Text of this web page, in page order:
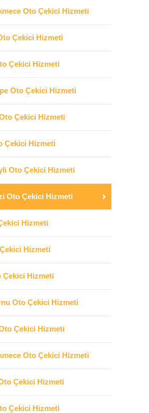
Oto Çekici Hizmeti
Çekici Hizmeti
Çekici Hizmeti
Oto Çekici Hizmeti
Çekici Hizmeti
Çekici Hizmeti
Oto Çekici Hizmeti
Oto Çekici Hizmeti
Hizmeti
Hizmeti
Çekici Hizmeti
Oto Çekici Hizmeti
Çekici Hizmeti
Oto Çekici Hizmeti
Çekici Hizmeti
Çekici Hizmeti